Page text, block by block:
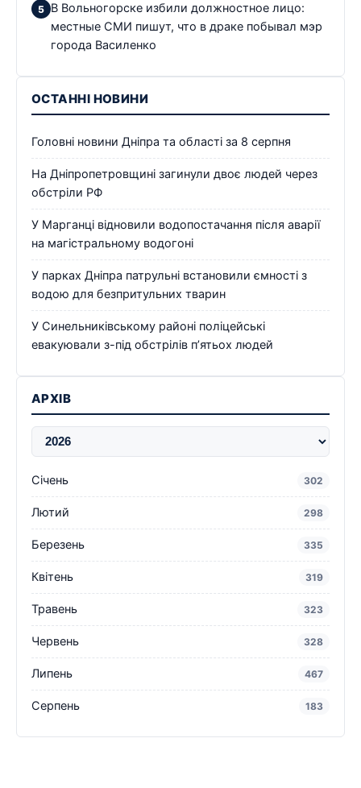
В Вольногорске избили должностное лицо:
местные СМИ пишут, что в драке побывал мэр
города Василенко
ОСТАННІ НОВИНИ
Головні новини Дніпра та області за 8 серпня
На Дніпропетровщині загинули двоє людей через
обстріли РФ
У Марганці відновили водопостачання після аварії
на магістральному водогоні
У парках Дніпра патрульні встановили ємності з
водою для безпритульних тварин
У Синельниківському районі поліцейські
евакуювали з-під обстрілів п’ятьох людей
АРХІВ
Січень 302
Лютий 298
Березень 335
Квітень 319
Травень 323
Червень 328
Липень 467
Серпень 183